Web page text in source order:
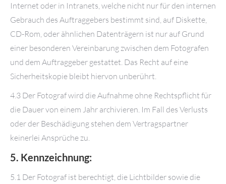
Internet oder in Intranets, welche nicht nur für den internen
Gebrauch des Auftraggebers bestimmt sind, auf Diskette,
CD-Rom, oder ähnlichen Datenträgern ist nur auf Grund
einer besonderen Vereinbarung zwischen dem Fotografen
und dem Auftraggeber gestattet. Das Recht auf eine
Sicherheitskopie bleibt hiervon unberührt.
4.3 Der Fotograf wird die Aufnahme ohne Rechtspflicht für
die Dauer von einem Jahr archivieren. Im Fall des Verlusts
oder der Beschädigung stehen dem Vertragspartner
keinerlei Ansprüche zu.
5. Kennzeichnung:
5.1 Der Fotograf ist berechtigt, die Lichtbilder sowie die